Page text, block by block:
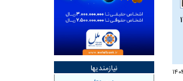
نیازمندیها